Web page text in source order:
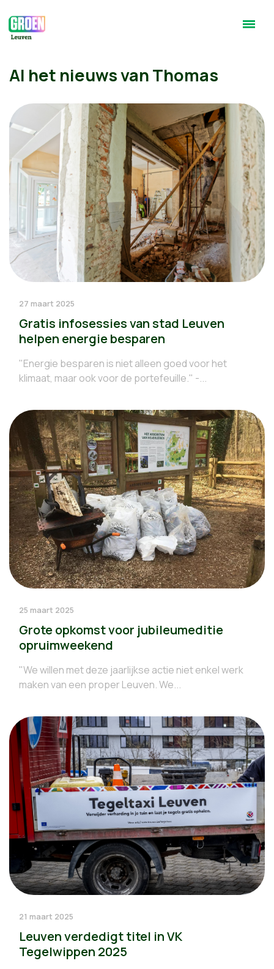
Al het nieuws van Thomas
27 maart 2025
Gratis infosessies van stad Leuven
helpen energie besparen
"Energie besparen is niet alleen goed voor het
klimaat, maar ook voor de portefeuille." -...
25 maart 2025
Grote opkomst voor jubileumeditie
opruimweekend
"We willen met deze jaarlijkse actie niet enkel werk
maken van een proper Leuven. We...
21 maart 2025
Leuven verdedigt titel in VK
Tegelwippen 2025